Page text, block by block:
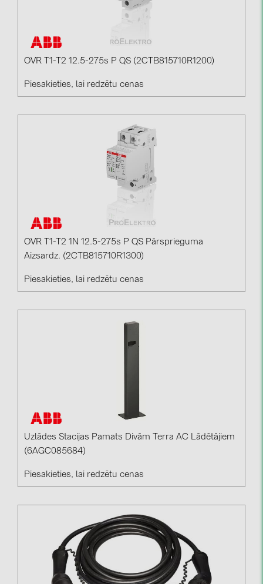
OVR T1-T2 12.5-275s P QS (2CTB815710R1200)
Piesakieties, lai redzētu cenas
OVR T1-T2 1N 12.5-275s P QS Pārsprieguma
Aizsardz. (2CTB815710R1300)
Piesakieties, lai redzētu cenas
Uzlādes Stacijas Pamats Divām Terra AC Lādētājiem
(6AGC085684)
Piesakieties, lai redzētu cenas